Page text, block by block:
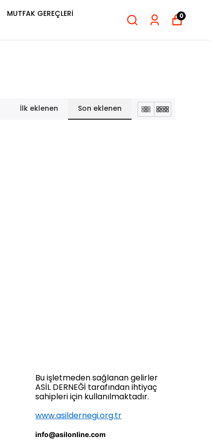
MUTFAK GEREÇLERİ
0
İlk eklenen Son eklenen
Bu işletmeden sağlanan gelirler
ASİL DERNEĞİ tarafından ihtiyaç
sahipleri için kullanılmaktadır.
www.asildernegi.org.tr
info@asilonline.com